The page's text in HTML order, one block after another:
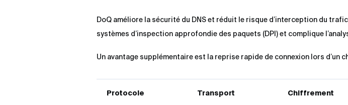
DoQ améliore la sécurité du DNS et réduit le risque d’interception du
systèmes d’inspection approfondie des paquets (DPI) et complique
Un avantage supplémentaire est la reprise rapide de connexion lors d’un
Protocole Transport Chiffrement